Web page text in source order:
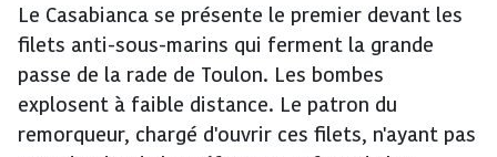
Le Casabianca se présente le premier devant les
filets anti-sous-marins qui ferment la grande
passe de la rade de Toulon. Les bombes
explosent à faible distance. Le patron du
remorqueur, chargé d'ouvrir ces filets, n'ayant pas